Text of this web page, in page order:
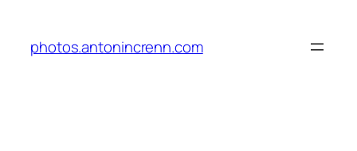
contenu
photos.antonincrenn.com